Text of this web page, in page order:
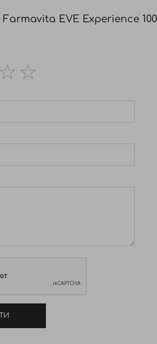
без компромиси и е изключително
COLOR + гарантира
превръща боядисването в
EVE Experience